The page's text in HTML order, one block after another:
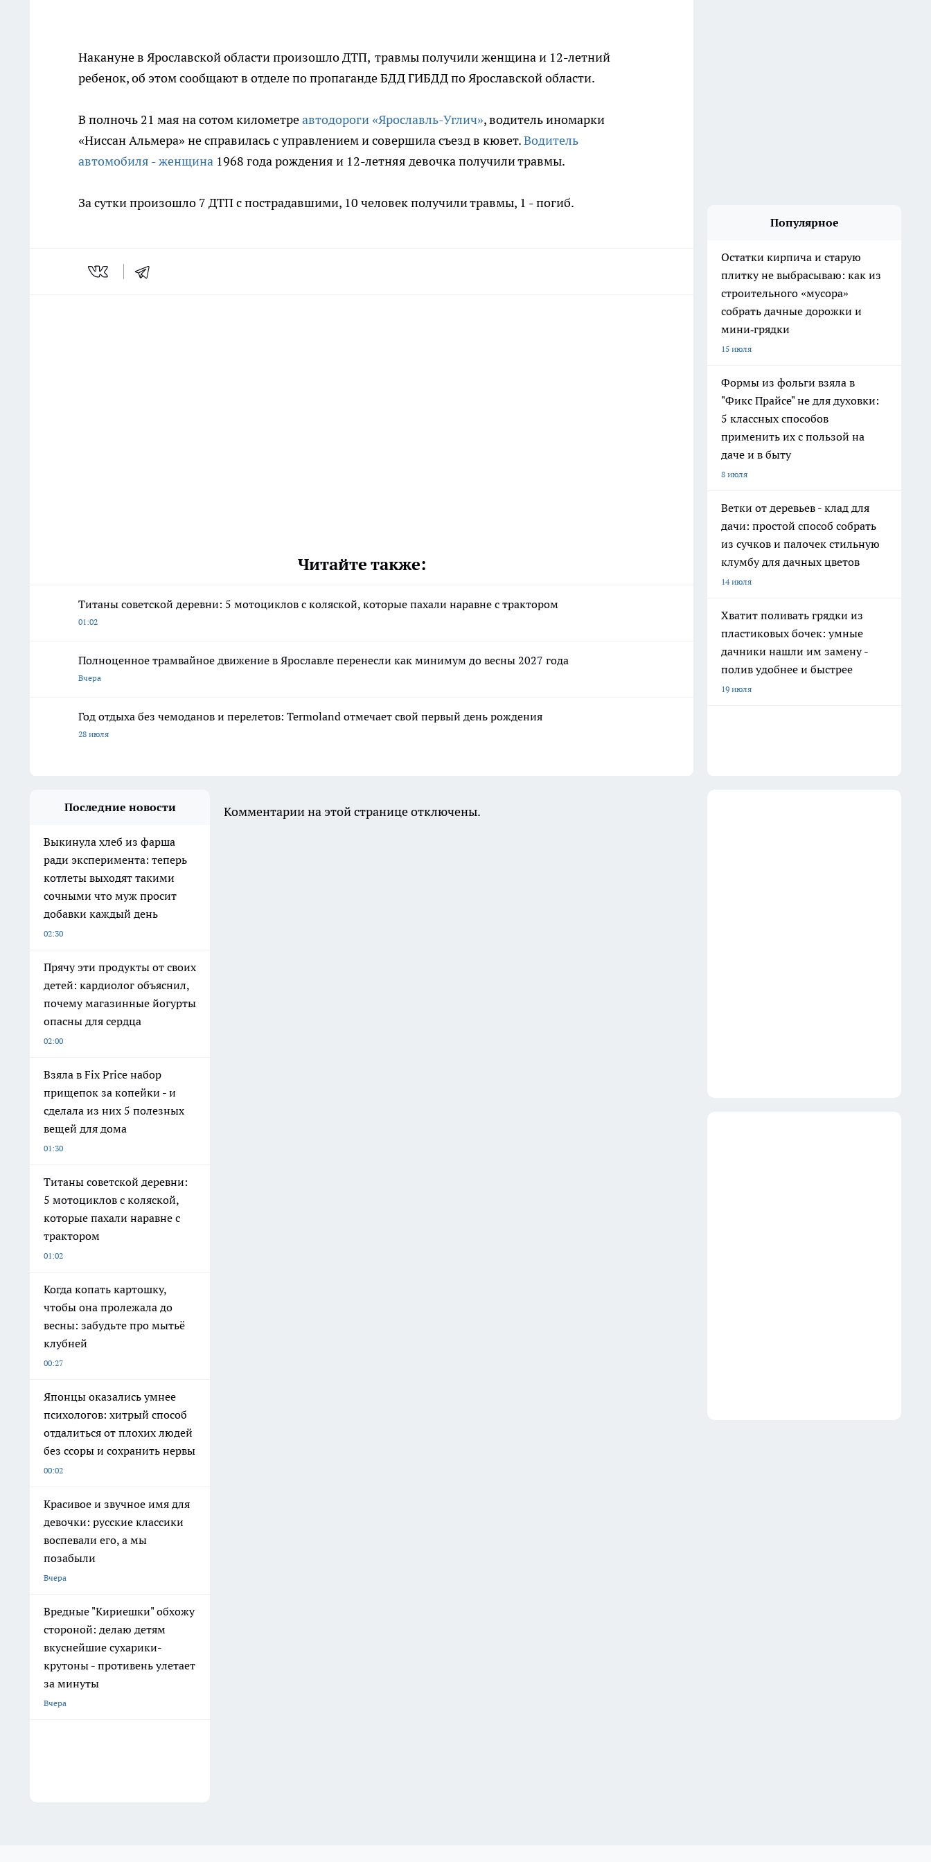
Накануне в Ярославской области произошло ДТП, травмы получили женщина и 12-летний
ребенок, об этом сообщают в отделе по пропаганде БДД ГИБДД по Ярославской области.
В полночь 21 мая на сотом километреавтодороги «Ярославль-Углич», водитель иномарки
«Ниссан Альмера» не справилась с управлением и совершила съезд в кювет.Водитель
автомобиля - женщина 1968 года рождения и 12-летняя девочка получили травмы.
За сутки произошло 7 ДТП с пострадавшими, 10 человек получили травмы, 1 - погиб.
Читайте также:
Титаны советской деревни: 5 мотоциклов с коляской, которые пахали наравне с трактором
01:02
Полноценное трамвайное движение в Ярославле перенесли как минимум до весны 2027 года
Вчера
Год отдыха без чемоданов и перелетов: Termoland отмечает свой первый день рождения
28 июля
Популярное
Остатки кирпича и старую
плитку не выбрасываю: как из
строительного «мусора»
собрать дачные дорожки и
мини‑грядки
15 июля
Формы из фольги взяла в
"Фикс Прайсе" не для духовки:
5 классных способов
применить их с пользой на
даче и в быту
8 июля
Ветки от деревьев - клад для
дачи: простой способ собрать
из сучков и палочек стильную
клумбу для дачных цветов
14 июля
Хватит поливать грядки из
пластиковых бочек: умные
дачники нашли им замену -
полив удобнее и быстрее
19 июля
Последние новости
Выкинула хлеб из фарша
ради эксперимента: теперь
котлеты выходят такими
сочными что муж просит
добавки каждый день
02:30
Прячу эти продукты от своих
детей: кардиолог объяснил,
почему магазинные йогурты
опасны для сердца
02:00
Взяла в Fix Price набор
прищепок за копейки - и
сделала из них 5 полезных
вещей для дома
01:30
Титаны советской деревни:
5 мотоциклов с коляской,
которые пахали наравне с
трактором
01:02
Когда копать картошку,
чтобы она пролежала до
весны: забудьте про мытьё
клубней
00:27
Японцы оказались умнее
психологов: хитрый способ
отдалиться от плохих людей
без ссоры и сохранить нервы
00:02
Красивое и звучное имя для
девочки: русские классики
воспевали его, а мы
позабыли
Вчера
Вредные "Кириешки" обхожу
стороной: делаю детям
вкуснейшие сухарики-
крутоны - противень улетает
за минуты
Вчера
Комментарии на этой странице отключены.